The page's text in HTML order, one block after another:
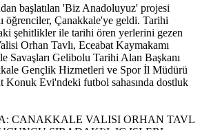
başlatılan 'Biz Anadoluyuz' projesi
öğrenciler, Çanakkale'ye geldi. Tarihi
şehitlikler ile tarihi ören yerlerini gezen
Orhan Tavlı, Eceabat Kaymakamı
Savaşları Gelibolu Tarihi Alan Başkanı
Gençlik Hizmetleri ve Spor İl Müdürü
Konuk Evi'ndeki futbol sahasında dostluk